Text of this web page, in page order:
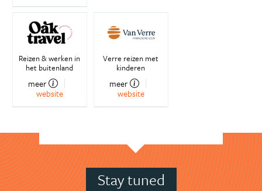
Reizen & werken in
het buitenland
meer
website
Verre reizen met
kinderen
meer
website
Stay tuned